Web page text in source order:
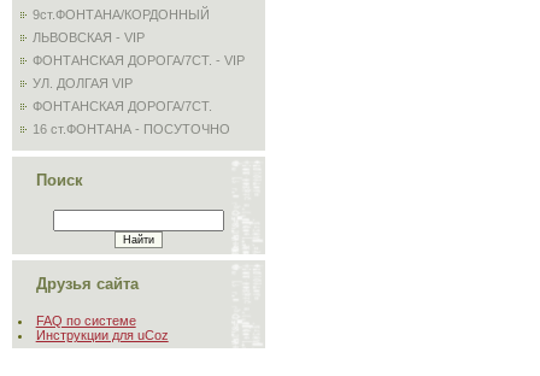
9ст.ФОНТАНА/КОРДОННЫЙ
ЛЬВОВСКАЯ - VIP
ФОНТАНСКАЯ ДОРОГА/7СТ. - VIP
УЛ. ДОЛГАЯ VIP
ФОНТАНСКАЯ ДОРОГА/7СТ.
16 ст.ФОНТАНА - ПОСУТОЧНО
Поиск
Друзья сайта
FAQ по системе
Инструкции для uCoz